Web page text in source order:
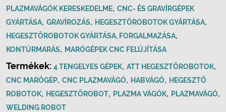
PLAZMAVÁGÓK KERESKEDELME, CNC- ÉS GRAVÍRGÉPEK
GYÁRTÁSA, GRAVÍROZÁS, HEGESZTŐROBOTOK GYÁRTÁSA,
HEGESZTŐROBOTOK GYÁRTÁSA, FORGALMAZÁSA,
KONTÚRMARÁS, MARÓGÉPEK CNC FELÚJÍTÁSA
Termékek: 4 TENGELYES GÉPEK, ATT HEGESZTŐROBOTOK,
CNC MARÓGÉP, CNC PLAZMAVÁGÓ, HABVÁGÓ, HEGESZTŐ
ROBOTOK, HEGESZTŐROBOT, PLAZMA VÁGÓK, PLAZMAVÁGÓ,
WELDING ROBOT